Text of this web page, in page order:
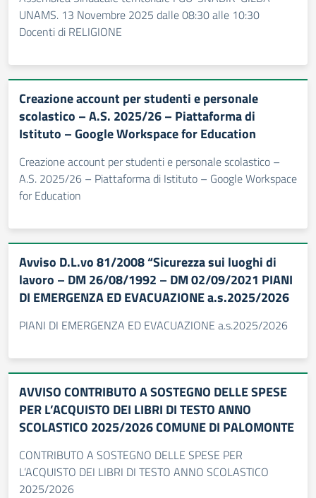
UNAMS. 13 Novembre 2025 dalle 08:30 alle 10:30
Docenti di RELIGIONE
Creazione account per studenti e personale
scolastico – A.S. 2025/26 – Piattaforma di
Istituto – Google Workspace for Education
Creazione account per studenti e personale scolastico –
A.S. 2025/26 – Piattaforma di Istituto – Google Workspace
for Education
Avviso D.L.vo 81/2008 “Sicurezza sui luoghi di
lavoro – DM 26/08/1992 – DM 02/09/2021 PIANI
DI EMERGENZA ED EVACUAZIONE a.s.2025/2026
PIANI DI EMERGENZA ED EVACUAZIONE a.s.2025/2026
AVVISO CONTRIBUTO A SOSTEGNO DELLE SPESE
PER L’ACQUISTO DEI LIBRI DI TESTO ANNO
SCOLASTICO 2025/2026 COMUNE DI PALOMONTE
CONTRIBUTO A SOSTEGNO DELLE SPESE PER
L’ACQUISTO DEI LIBRI DI TESTO ANNO SCOLASTICO
2025/2026